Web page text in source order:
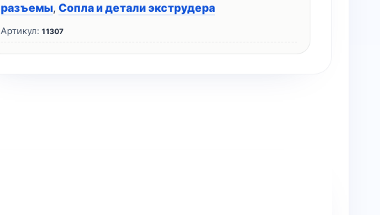
Артикул:11307
разъемы,Сопла и детали экструдера